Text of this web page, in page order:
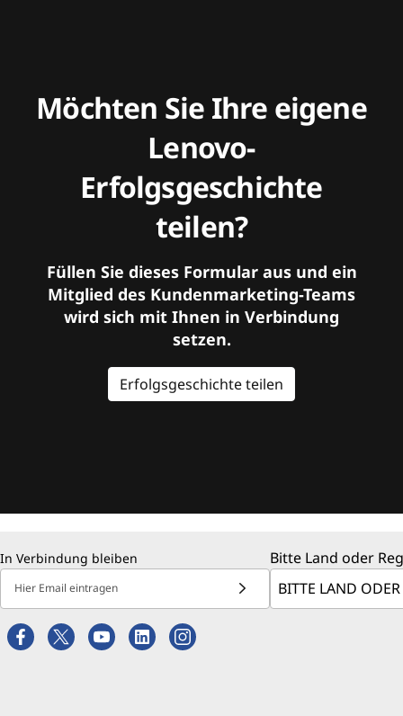
Möchten Sie Ihre eigene
Lenovo-
Erfolgsgeschichte
teilen?
Füllen Sie dieses Formular aus und ein
Mitglied des Kundenmarketing-Teams
wird sich mit Ihnen in Verbindung
setzen.
Erfolgsgeschichte teilen
In Verbindung bleiben
Hier Email eintragen
Bitte Land oder